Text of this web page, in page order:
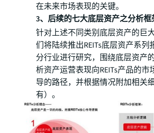
在未来市场表现的关键。
3、后续的七大底层资产之分析框
针对上述不同类别底层资产的巨
们将陆续推出REITs底层资产系列
分行业进行研究，围绕底层资产
析资产运营表现向REITs产品的市
导的路径，并根据情况附加相关
有）。